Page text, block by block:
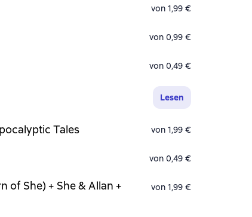
von 1,99 €
von 0,99 €
von 0,49 €
Lesen
Tales von 1,99 €
von 0,49 €
of She) + She & Allan +
von 1,99 €